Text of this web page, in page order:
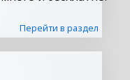
Перейти в раздел